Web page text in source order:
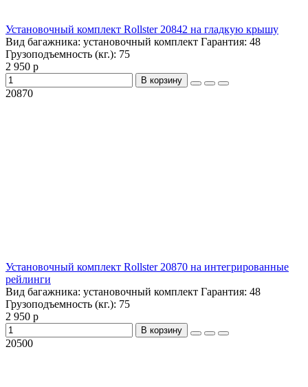
Установочный комплект Rollster 20842 на гладкую крышу
Вид багажника: установочный комплект Гарантия: 48
Грузоподъемность (кг.): 75
2 950 р
В корзину
20870
Установочный комплект Rollster 20870 на интегрированные
рейлинги
Вид багажника: установочный комплект Гарантия: 48
Грузоподъемность (кг.): 75
2 950 р
В корзину
20500